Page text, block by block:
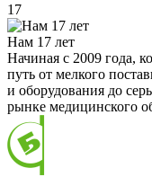
17
Нам 17 лет
Начиная с 2009 года,
путь от мелкого
и оборудования до
рынке медицинского